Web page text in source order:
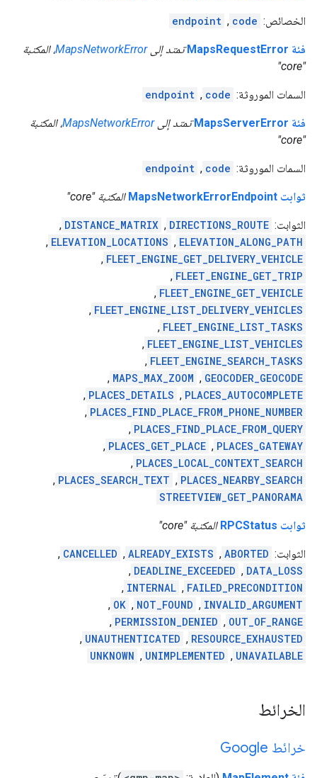
الخصائص: code
,
endpoint
فئة MapsRequestError تمتد إلىMapsNetworkError، المكتبة
"core"
السمات الموروثة: code
,
endpoint
فئة MapsServerError تمتد إلىMapsNetworkError، المكتبة
"core"
السمات الموروثة: code
,
endpoint
ثوابت MapsNetworkErrorEndpoint المكتبة "core"
الثوابت: DIRECTIONS_ROUTE
,
DISTANCE_MATRIX
,
ELEVATION_ALONG_PATH
,
ELEVATION_LOCATIONS
,
FLEET_ENGINE_GET_DELIVERY_VEHICLE
,
FLEET_ENGINE_GET_TRIP
,
FLEET_ENGINE_GET_VEHICLE
,
FLEET_ENGINE_LIST_DELIVERY_VEHICLES
,
FLEET_ENGINE_LIST_TASKS
,
FLEET_ENGINE_LIST_VEHICLES
,
FLEET_ENGINE_SEARCH_TASKS
,
GEOCODER_GEOCODE
,
MAPS_MAX_ZOOM
,
PLACES_AUTOCOMPLETE
,
PLACES_DETAILS
,
PLACES_FIND_PLACE_FROM_PHONE_NUMBER
,
PLACES_FIND_PLACE_FROM_QUERY
,
PLACES_GATEWAY
,
PLACES_GET_PLACE
,
PLACES_LOCAL_CONTEXT_SEARCH
,
PLACES_NEARBY_SEARCH
,
PLACES_SEARCH_TEXT
,
STREETVIEW_GET_PANORAMA
ثوابت RPCStatus المكتبة "core"
الثوابت: ABORTED
,
ALREADY_EXISTS
,
CANCELLED
,
DATA_LOSS
,
DEADLINE_EXCEEDED
,
FAILED_PRECONDITION
,
INTERNAL
,
INVALID_ARGUMENT
,
NOT_FOUND
,
OK
,
OUT_OF_RANGE
,
PERMISSION_DENIED
,
RESOURCE_EXHAUSTED
,
UNAUTHENTICATED
,
UNAVAILABLE
,
UNIMPLEMENTED
,
UNKNOWN
الخرائط
خرائط Google